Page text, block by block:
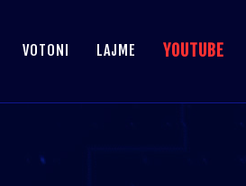
VOTONI LAJME YOUTUBE